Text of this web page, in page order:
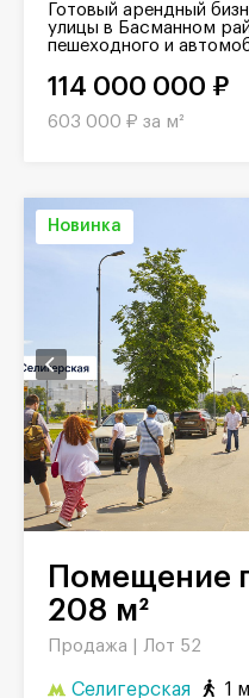
Готовый арендный
улицы в Басманном
пешеходного и
114 000 000 ₽
603 000 ₽ за м²
Новинка
Помещение под сувениры,
208 м²
Продажа | Лот 52
Селигерская 1